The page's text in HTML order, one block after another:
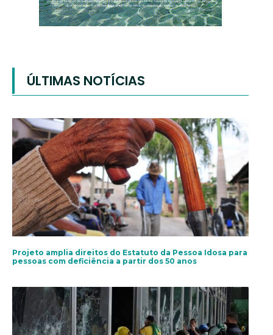
ÚLTIMAS NOTÍCIAS
Projeto amplia direitos do Estatuto da Pessoa Idosa para
pessoas com deficiência a partir dos 50 anos